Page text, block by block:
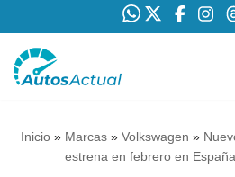
Saltar
Inicio » Marcas » Volkswagen »
estrena en febrero en España